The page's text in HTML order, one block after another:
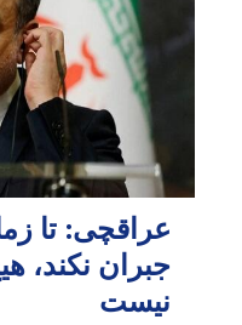
عراقچی: تا
جبران نکند،
نیست